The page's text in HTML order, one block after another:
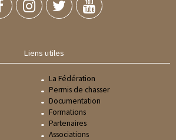
Liens utiles
La Fédération
Permis de chasser
Documentation
Formations
Partenaires
Associations